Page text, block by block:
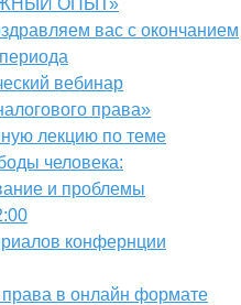
ОПЫТ»
вас с окончанием
вебинар
права»
лекцию по теме
человека:
и проблемы
конфернции
в онлайн формате